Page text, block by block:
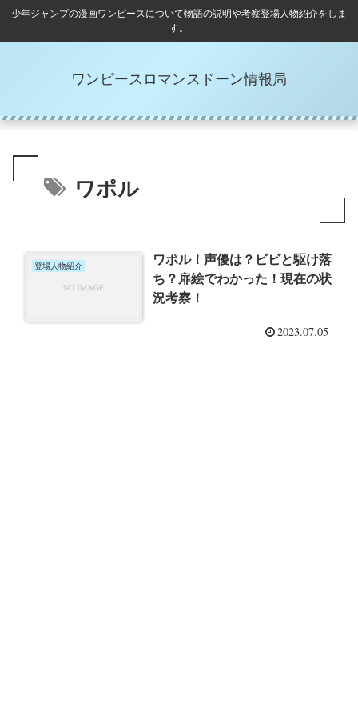
少年ジャンプの漫画ワンピースについて物語の説明や考察登場人物紹介をしま
す。
ワンピースロマンスドーン情報局
ワポル
登場人物紹介
ワポル！声優は？ビビと駆け落
ち？扉絵でわかった！現在の状
況考察！
2023.07.05